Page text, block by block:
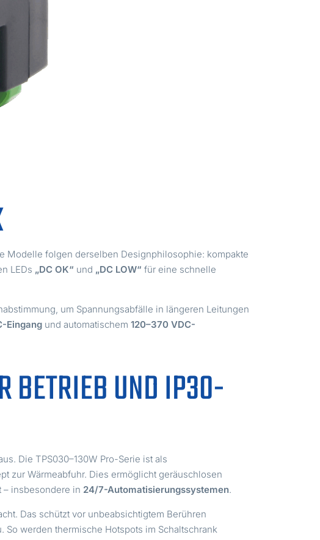
Modelle folgen derselben Designphilosophie: kompakte
LEDs „DC OK“ und „DC LOW“ für eine schnelle
um Spannungsabfälle in längeren Leitungen
Eingang und automatischem120–370 VDC-
BETRIEB UND IP30-
Die TPS030–130W Pro-Serie ist als
zur Wärmeabfuhr. Dies ermöglicht geräuschlosen
insbesondere in 24/7-Automatisierungssystemen.
Das schützt vor unbeabsichtigtem Berühren
werden thermische Hotspots im Schaltschrank